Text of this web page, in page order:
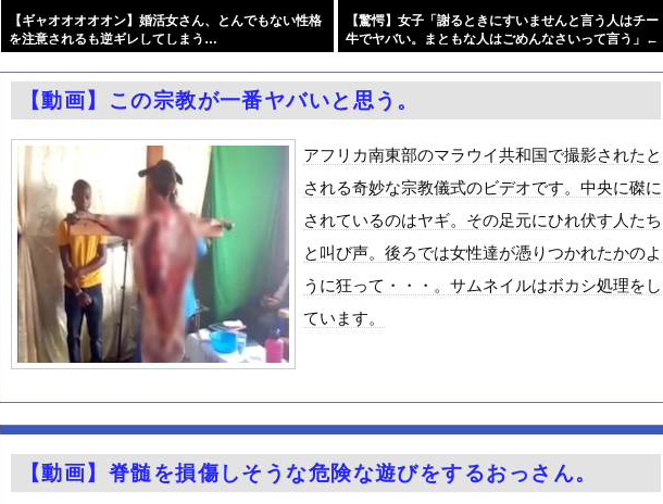
【悲報】玉川徹さん、8月6日の原爆の日にトンデモ持論を展開し物議… → ネット「それ...
パヨク「アジア人民、中国人民と連帯して戦おー！悪政高市を打倒するぞー！」
村重杏奈、写真集ヌードがエロい！乳首透け、巨乳おっぱいが最高過ぎる！
【東京】睡眠時無呼吸症候群診断後に死亡事故＝運転の無職男（３４）、独断で治療中断―危...
日産e-power、無給油で1980km走行しギネス記録を達成
結婚式の二次会で知り合った娘達と乱交した話
【朗報】大人気漫画「GANTZ」がAmazonでなんと全巻100円ｗｗｗｗｗｗ
中国「大洪水！」中国ダム「決壊」地元民「公式発表より死者多い！」中国政府「住民拘束！...
韓国国会、サッカー前代表監督を追及「なぜ負けたのか」
日本旅行キャンセルすべきか…1万年ぶり史上最大級の火山の兆し＝韓国の反応
うちのネコが目の前にいた。私が上に物を投げるフリをする → 猫はこうなります…
『Re：ゼロから始める異世界生活』60話感想 氷上のバトル！レグルスの権能とは！
田﨑さくらアナ セクシーノースリーブ脇！！
【画像】森香澄さんのJK姿
ｗｗ ｗ ｗｗｗ
ｗｗｗｗｗｗ
【有能】政府「トラックはサービスエリア利用有料化すればサボらず走るし流問題解決じゃね...
【ギャオオオオオン】婚活女さん、とんでもない性格
を注意されるも逆ギレしてしまう…
【驚愕】女子「謝るときにすいませんと言う人はチー
牛でヤバい。まともな人はごめんなさいって言う」←
自動
更新
【動画】この宗教が一番ヤバいと思う。
アフリカ南東部のマラウイ共和国で撮影されたと
される奇妙な宗教儀式のビデオです。中央に磔に
されているのはヤギ。その足元にひれ伏す人たち
と叫び声。後ろでは女性達が憑りつかれたかのよ
うに狂って・・・。サムネイルはボカシ処理をし
ています。
【動画】脊髄を損傷しそうな危険な遊びをするおっさん。